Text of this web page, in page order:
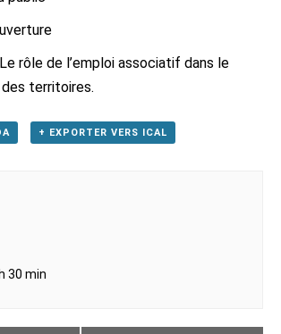
rôle de l’emploi associatif dans le
territoires.
+ EXPORTER VERS ICAL
30 min